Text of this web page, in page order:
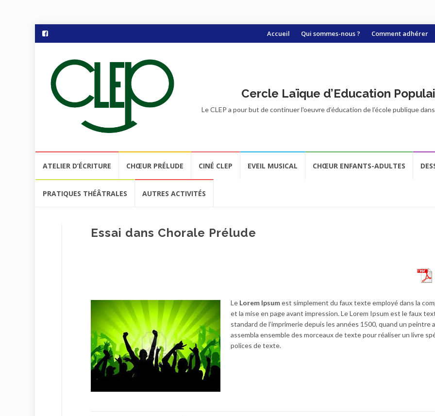
Aller
Accueil Qui sommes-nous ? Comment adhérer
Cercle Laïque d’Education
Le CLEP a pour but de continuer l'oeuvre d’éducation de l’école publique
contenu
ATELIER D’ÉCRITURE CHŒUR PRÉLUDE CINÉ CLEP EVEIL MUSICAL CHŒUR ENFANTS-ADULTES
PRATIQUES THÉÂTRALES AUTRES ACTIVITÉS
Essai dans Chorale Prélude
Le Lorem Ipsumest simplement du faux texte employé dans la
et la mise en page avant impression. Le Lorem Ipsum est le faux
standard de l’imprimerie depuis les années 1500, quand un peintre
assembla ensemble des morceaux de texte pour réaliser un livre
polices de texte.